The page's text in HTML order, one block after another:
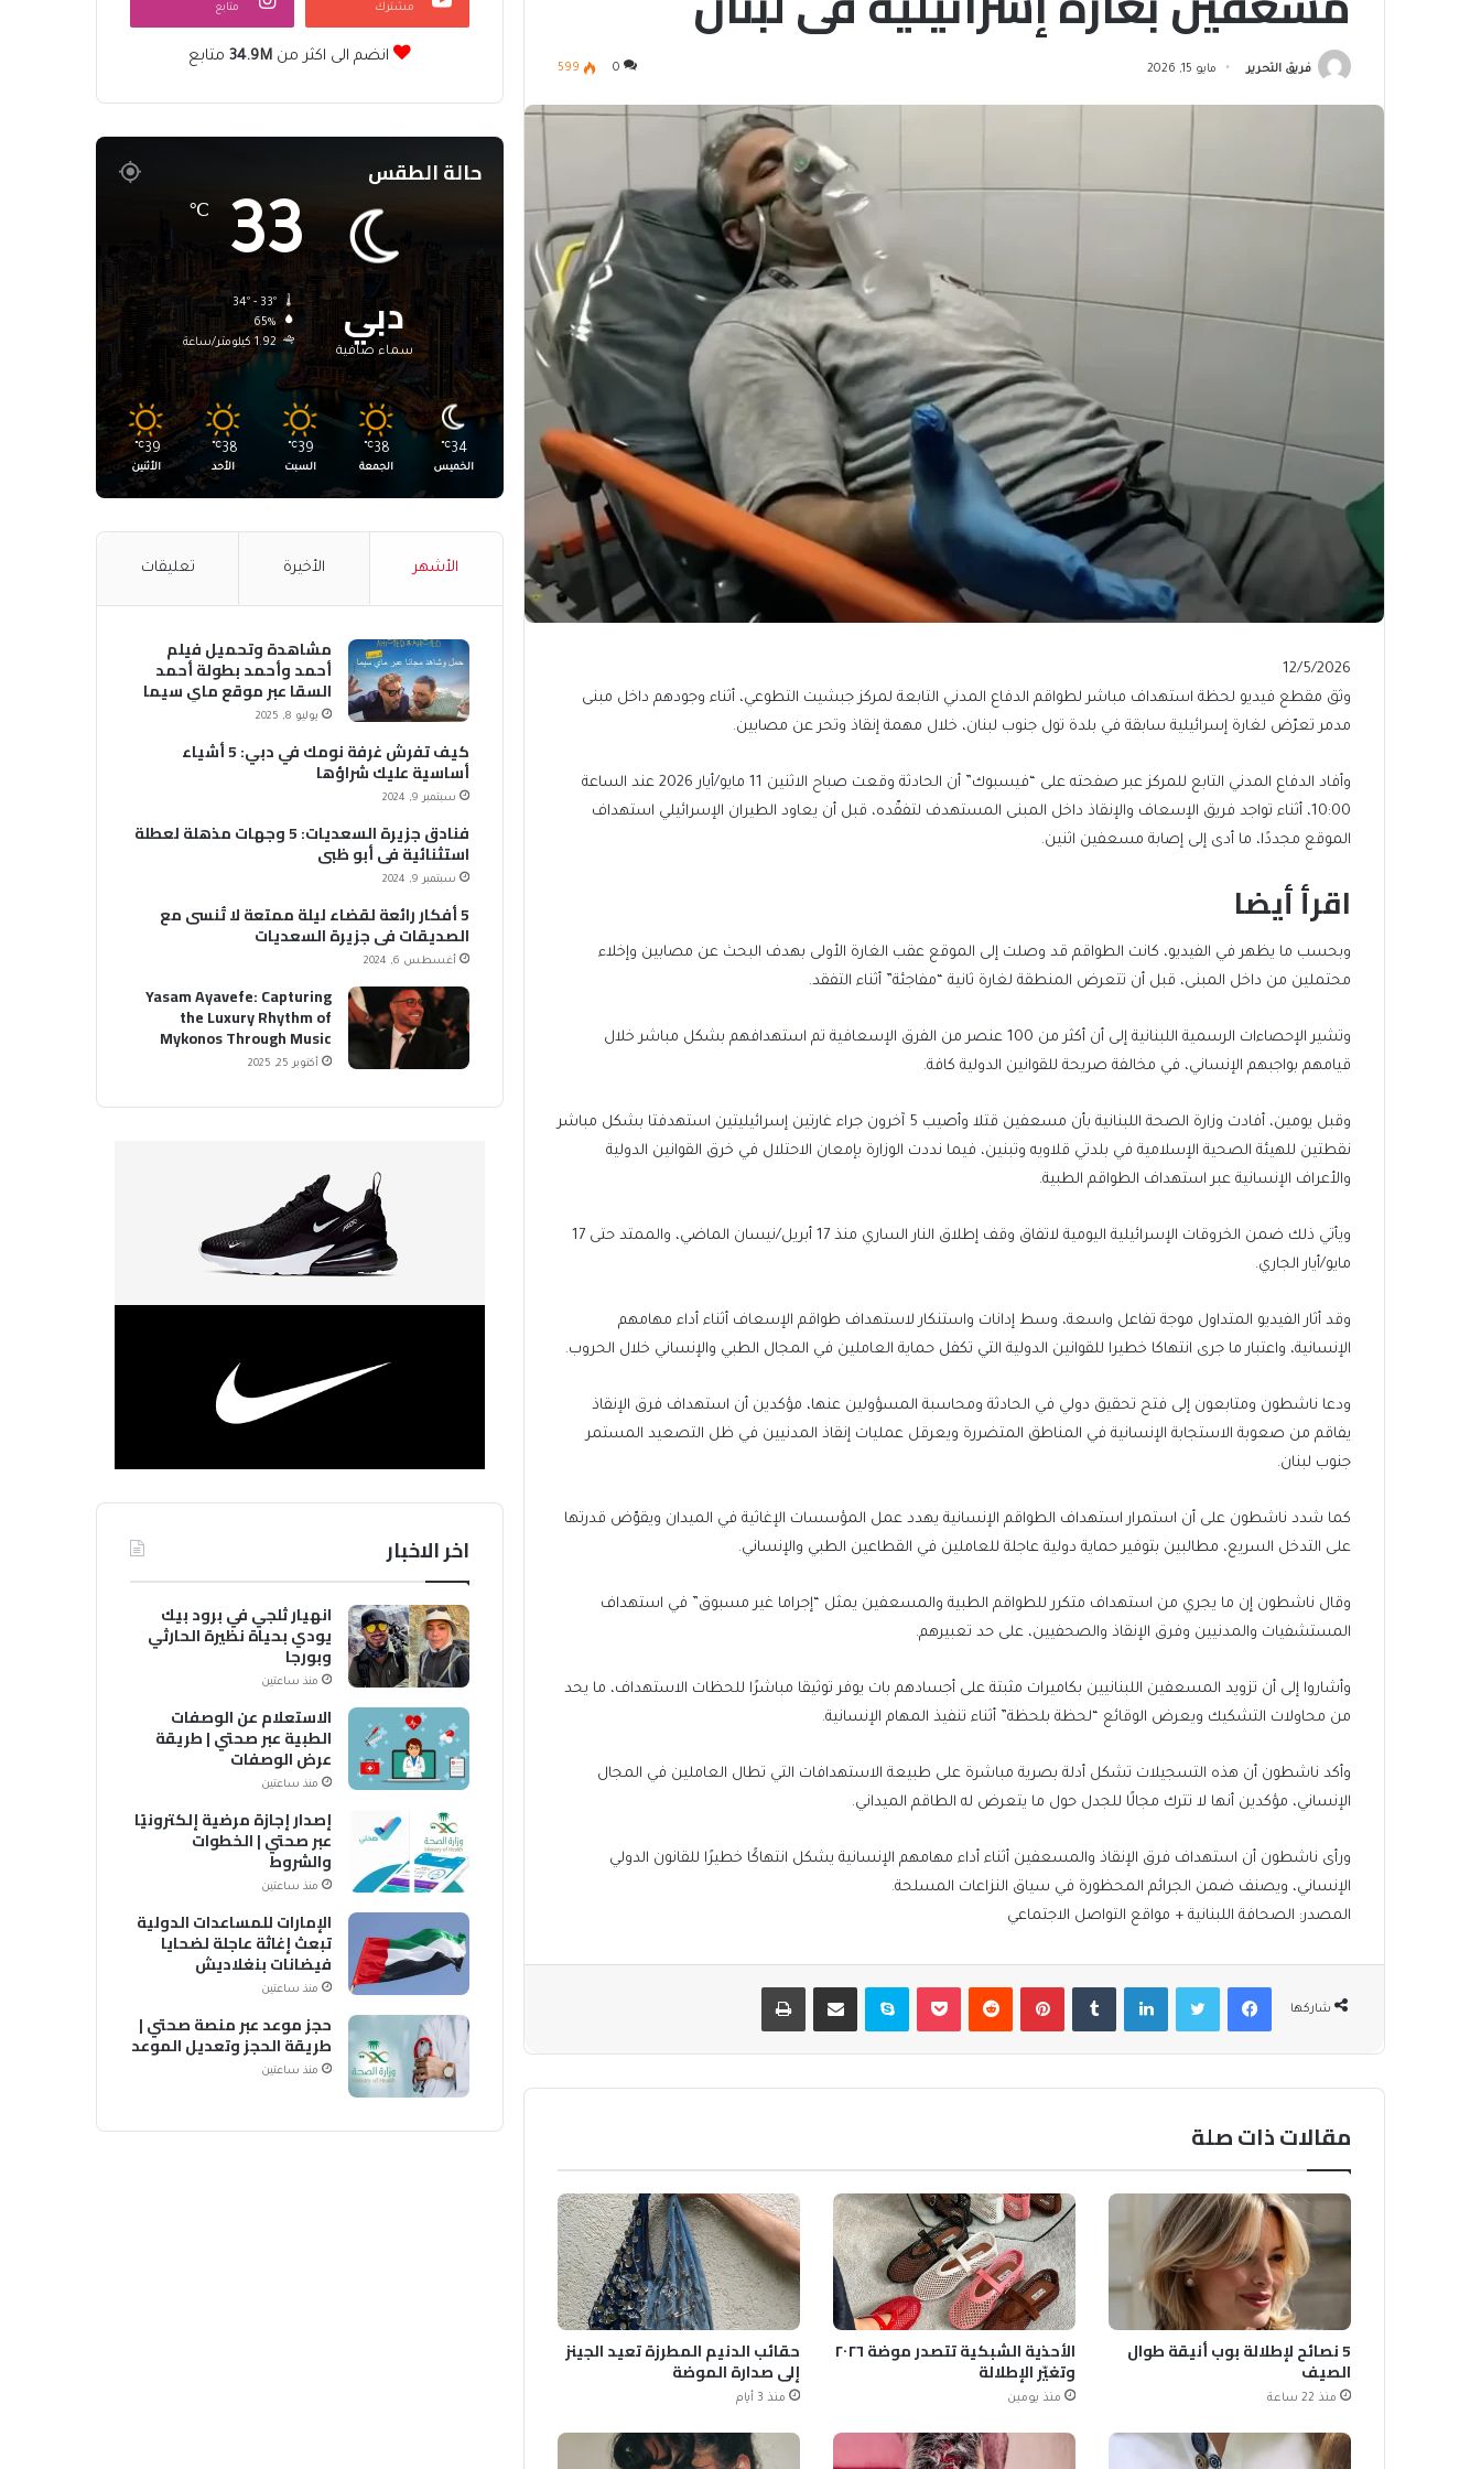
فريق التحرير مايو 15, 2026 0
599
Published
On
12/5/2026
12/5/2026
وثق مقطع فيديو لحظة استهداف مباشر لطواقم الدفاع المدني التابعة لمركز جبشيت التطوعي، أثناء وجودهم داخل مبنى
مدمر تعرّض لغارة إسرائيلية سابقة في بلدة تول جنوب لبنان، خلال مهمة إنقاذ وتحر عن مصابين.
وأفاد الدفاع المدني التابع للمركز عبر صفحته على “فيسبوك” أن الحادثة وقعت صباح الاثنين 11 مايو/أيار 2026 عند الساعة
10:00، أثناء تواجد فريق الإسعاف والإنقاذ داخل المبنى المستهدف لتفقّده، قبل أن يعاود الطيران الإسرائيلي استهداف
الموقع مجددًا، ما أدى إلى إصابة مسعفين اثنين.
اقرأ أيضا
list
of
items
end
of
وبحسب ما يظهر في الفيديو، كانت الطواقم قد وصلت إلى الموقع عقب الغارة الأولى بهدف البحث عن مصابين وإخلاء
محتملين من داخل المبنى، قبل أن تتعرض المنطقة لغارة ثانية “مفاجئة” أثناء التفقد.
وتشير الإحصاءات الرسمية اللبنانية إلى أن أكثر من 100 عنصر من الفرق الإسعافية تم استهدافهم بشكل مباشر خلال
قيامهم بواجبهم الإنساني، في مخالفة صريحة للقوانين الدولية كافة.
وقبل يومين، أفادت وزارة الصحة اللبنانية بأن مسعفين قتلا وأصيب 5 آخرون جراء غارتين إسرائيليتين استهدفتا بشكل مباشر
نقطتين للهيئة الصحية الإسلامية في بلدتي قلاويه وتبنين، فيما نددت الوزارة بإمعان الاحتلال في خرق القوانين الدولية
والأعراف الإنسانية عبر استهداف الطواقم الطبية.
ويأتي ذلك ضمن الخروقات الإسرائيلية اليومية لاتفاق وقف إطلاق النار الساري منذ 17 أبريل/نيسان الماضي، والممتد حتى 17
مايو/أيار الجاري.
وقد أثار الفيديو المتداول موجة تفاعل واسعة، وسط إدانات واستنكار لاستهداف طواقم الإسعاف أثناء أداء مهامهم
الإنسانية، واعتبار ما جرى انتهاكا خطيرا للقوانين الدولية التي تكفل حماية العاملين في المجال الطبي والإنساني خلال الحروب.
ودعا ناشطون ومتابعون إلى فتح تحقيق دولي في الحادثة ومحاسبة المسؤولين عنها، مؤكدين أن استهداف فرق الإنقاذ
يفاقم من صعوبة الاستجابة الإنسانية في المناطق المتضررة ويعرقل عمليات إنقاذ المدنيين في ظل التصعيد المستمر
جنوب لبنان.
كما شدد ناشطون على أن استمرار استهداف الطواقم الإنسانية يهدد عمل المؤسسات الإغاثية في الميدان ويقوّض قدرتها
على التدخل السريع، مطالبين بتوفير حماية دولية عاجلة للعاملين في القطاعين الطبي والإنساني.
وقال ناشطون إن ما يجري من استهداف متكرر للطواقم الطبية والمسعفين يمثل “إجراما غير مسبوق” في استهداف
المستشفيات والمدنيين وفرق الإنقاذ والصحفيين، على حد تعبيرهم.
وأشاروا إلى أن تزويد المسعفين اللبنانيين بكاميرات مثبتة على أجسادهم بات يوفر توثيقا مباشرًا للحظات الاستهداف، ما يحد
من محاولات التشكيك ويعرض الوقائع “لحظة بلحظة” أثناء تنفيذ المهام الإنسانية.
وأكد ناشطون أن هذه التسجيلات تشكل أدلة بصرية مباشرة على طبيعة الاستهدافات التي تطال العاملين في المجال
الإنساني، مؤكدين أنها لا تترك مجالًا للجدل حول ما يتعرض له الطاقم الميداني.
ورأى ناشطون أن استهداف فرق الإنقاذ والمسعفين أثناء أداء مهامهم الإنسانية يشكل انتهاكًا خطيرًا للقانون الدولي
الإنساني، ويصنف ضمن الجرائم المحظورة في سياق النزاعات المسلحة.
المصدر: الصحافة اللبنانية + مواقع التواصل الاجتماعي
شاركها
فيسبوكتويتر لينكدإن بينتيريست بوكيت سكايب مشاركة عبر البريد طباعة
مقالات ذات صلة
5 نصائح لإطلالة بوب أنيقة طوال
الصيف
منذ 22 ساعة
الأحذية الشبكية تتصدر موضة ٢٠٢٦
وتغيّر الإطلالة
منذ يومين
حقائب الدنيم المطرزة تعيد الجينز
إلى صدارة الموضة
منذ 3 أيام
مشترك متابع
انضم الى اكثر من34.9M متابع
حالة الطقس
دبي
سماء صافية
33
℃
65%
1.92 كيلومتر/ساعة
34
℃
الخميس
38
℃
الجمعة
39
℃
السبت
38
℃
الأحد
39
℃
الأثنين
الأشهر الأخيرة تعليقات
مشاهدة وتحميل فيلم
أحمد وأحمد بطولة أحمد
السقا عبر موقع ماي سيما
MyCima (وي سيما WeCima)
يوليو 8, 2025
كيف تفرش غرفة نومك في دبي: 5 أشياء
أساسية عليك شراؤها
سبتمبر 9, 2024
فنادق جزيرة السعديات: 5 وجهات مذهلة لعطلة
استثنائية في أبو ظبي
سبتمبر 9, 2024
5 أفكار رائعة لقضاء ليلة ممتعة لا تُنسى مع
الصديقات في جزيرة السعديات
أغسطس 6, 2024
Yasam Ayavefe: Capturing
the Luxury Rhythm of
Mykonos Through Music
أكتوبر 25, 2025
اخر الاخبار
انهيار ثلجي في برود بيك
يودي بحياة نظيرة الحارثي
وبورجا
منذ ساعتين
الاستعلام عن الوصفات
الطبية عبر صحتي | طريقة
عرض الوصفات
منذ ساعتين
إصدار إجازة مرضية إلكترونيًا
عبر صحتي | الخطوات
والشروط
منذ ساعتين
الإمارات للمساعدات الدولية
تبعث إغاثة عاجلة لضحايا
فيضانات بنغلاديش
منذ ساعتين
حجز موعد عبر منصة صحتي |
طريقة الحجز وتعديل الموعد
منذ ساعتين